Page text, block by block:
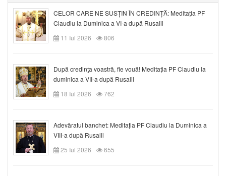
CELOR CARE NE SUSȚIN ÎN CREDINȚĂ: Meditația PF
Claudiu la Duminica a VI-a după Rusalii
11 Iul 2026
806
După credinţa voastră, fie vouă! Meditația PF Claudiu la
duminica a VII-a după Rusalii
18 Iul 2026
762
Adevăratul banchet: Meditația PF Claudiu la Duminica a
VIII-a după Rusalii
25 Iul 2026
655